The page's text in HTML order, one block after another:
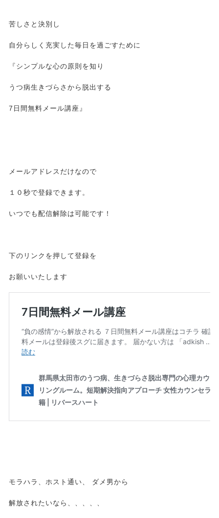
苦しさと決別し
自分らしく充実した毎日を過ごすために
『シンプルな心の原則を知り
うつ病生きづらさから脱出する
7日間無料メール講座』
メールアドレスだけなので
１０秒で登録できます。
いつでも配信解除は可能です！
下のリンクを押して登録を
お願いいたします
モラハラ、ホスト通い、 ダメ男から
解放されたいなら、、、、、